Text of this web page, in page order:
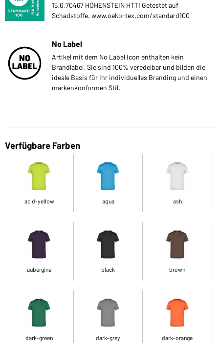
15.0.70467 HOHENSTEIN HTTI Getestet auf
Schadstoffe. www.oeko-tex.com/standard100
No Label
Artikel mit dem No Label Icon enthalten kein
Brandlabel. Sie sind 100% veredelbar und bilden die
ideale Basis für Ihr individuelles Branding und einen
markenkonformen Stil.
Verfügbare Farben
acid-yellow aqua ash
aubergine black brown
dark-green dark-grey dark-orange